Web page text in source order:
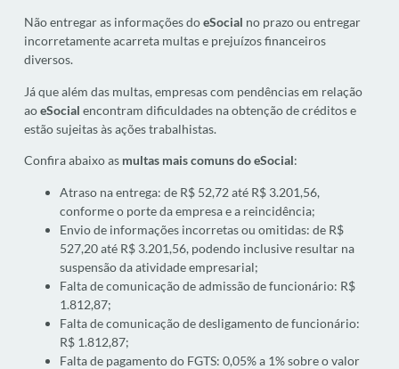
Não entregar as informações doeSocial no prazo ou entregar
incorretamente acarreta multas e prejuízos financeiros
diversos.
Já que além das multas, empresas com pendências em relação
aoeSocial encontram dificuldades na obtenção de créditos e
estão sujeitas às ações trabalhistas.
Confira abaixo as multas mais comuns do eSocial:
Atraso na entrega: de R$ 52,72 até R$ 3.201,56,
conforme o porte da empresa e a reincidência;
Envio de informações incorretas ou omitidas: de R$
527,20 até R$ 3.201,56, podendo inclusive resultar na
suspensão da atividade empresarial;
Falta de comunicação de admissão de funcionário: R$
1.812,87;
Falta de comunicação de desligamento de funcionário:
R$ 1.812,87;
Falta de pagamento do FGTS: 0,05% a 1% sobre o valor